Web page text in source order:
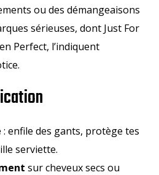
ou des démangeaisons
sérieuses, dont Just For
Perfect, l’indiquent
: enfile des gants, protège tes
serviette.
sur cheveux secs ou